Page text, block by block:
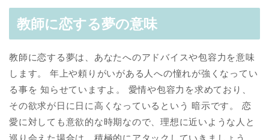
教師に恋する夢の意味
教師に恋する夢は、あなたへのアドバイスや包容力を意味
します。 年上や頼りがいがある人への憧れが強くなってい
る事を 知らせていますよ。 愛情や包容力を求めており、
その欲求が日に日に高くなっているという 暗示です。 恋
愛に対しても意欲的な時期なので、理想に近いような人と